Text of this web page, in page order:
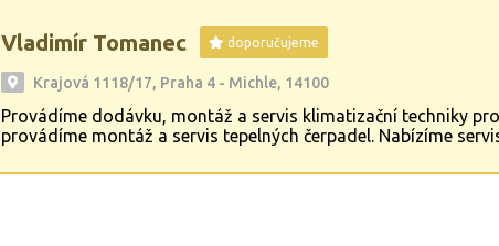
Vladimír Tomanec doporučujeme
Krajová 1118/17, Praha 4 - Michle, 14100
Provádíme dodávku, montáž a servis klimatizační techniky
provádíme montáž a servis tepelných čerpadel. Nabízíme
regulace.